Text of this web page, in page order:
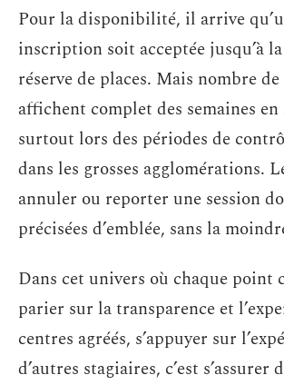
Pour la disponibilité, il arrive
inscription soit acceptée jusqu’à
réserve de places. Mais nombre
affichent complet des semaines en
surtout lors des périodes de
dans les grosses agglomérations.
annuler ou reporter une session
précisées d’emblée, sans la
Dans cet univers où chaque point
parier sur la transparence et
centres agréés, s’appuyer sur
d’autres stagiaires, c’est s’assurer